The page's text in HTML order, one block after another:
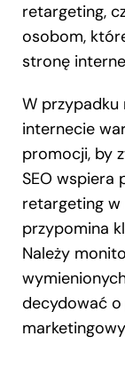
retargeting,
osobom,
stronę
W przypadku
internecie
promocji, by
SEO wspiera
retargeting w
przypomina
Należy
decydować o